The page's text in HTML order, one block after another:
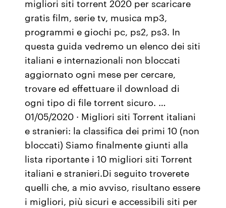
migliori siti torrent 2020 per scaricare
gratis film, serie tv, musica mp3,
programmi e giochi pc, ps2, ps3. In
questa guida vedremo un elenco dei siti
italiani e internazionali non bloccati
aggiornato ogni mese per cercare,
trovare ed effettuare il download di
ogni tipo di file torrent sicuro. …
01/05/2020 · Migliori siti Torrent italiani
e stranieri: la classifica dei primi 10 (non
bloccati) Siamo finalmente giunti alla
lista riportante i 10 migliori siti Torrent
italiani e stranieri.Di seguito troverete
quelli che, a mio avviso, risultano essere
i migliori, più sicuri e accessibili siti per